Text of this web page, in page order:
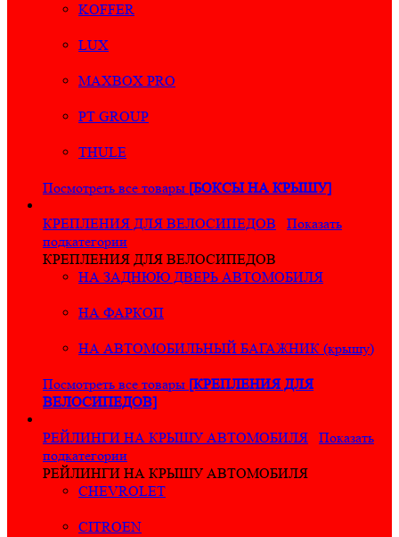
KOFFER
LUX
MAXBOX PRO
PT GROUP
THULE
Посмотреть все товары [БОКСЫ НА КРЫШУ]
КРЕПЛЕНИЯ ДЛЯ ВЕЛОСИПЕДОВ
Показать
подкатегории
КРЕПЛЕНИЯ ДЛЯ ВЕЛОСИПЕДОВ
НА ЗАДНЮЮ ДВЕРЬ АВТОМОБИЛЯ
НА ФАРКОП
НА АВТОМОБИЛЬНЫЙ БАГАЖНИК (крышу)
Посмотреть все товары [КРЕПЛЕНИЯ ДЛЯ
ВЕЛОСИПЕДОВ]
РЕЙЛИНГИ НА КРЫШУ АВТОМОБИЛЯ
Показать
подкатегории
РЕЙЛИНГИ НА КРЫШУ АВТОМОБИЛЯ
CHEVROLET
CITROEN